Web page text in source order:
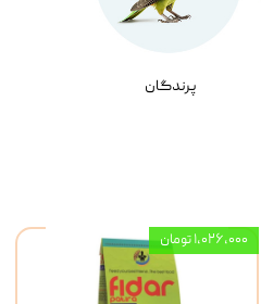
پرندگان
۱,۰۲۶,۰۰۰ تومان